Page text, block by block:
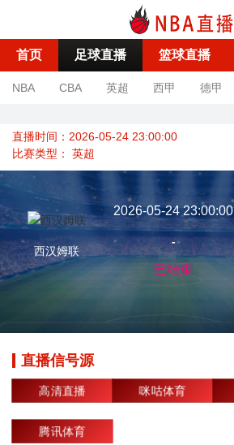
首页 足球直播 篮球直播
NBA CBA 英超 西甲 德甲
直播时间：2026-05-24 23:00:00
比赛类型： 英超
西汉姆联
2026-05-24 23:00:00
-
已结束
直播信号源
高清直播 咪咕体育
腾讯体育